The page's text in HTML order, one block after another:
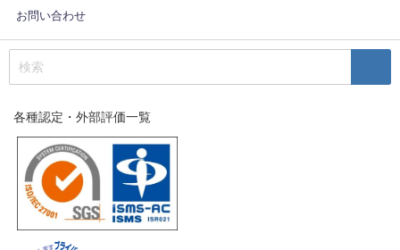
お問い合わせ
各種認定・外部評価一覧